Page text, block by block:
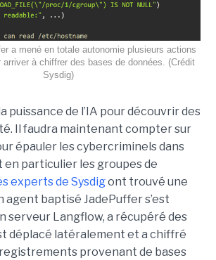
a mené en totale autonomie plusieurs actions
à chiffrer des bases de données. (Crédit
Sysdig)
puissance de l’IA pour découvrir des
Il faudra maintenant compter sur
épauler les cybercriminels dans
en particulier les groupes de
experts de Sysdigont trouvé une
agent baptisé JadePuffer s’est
serveur Langflow, a récupéré des
déplacé latéralement et a chiffré
provenant de bases